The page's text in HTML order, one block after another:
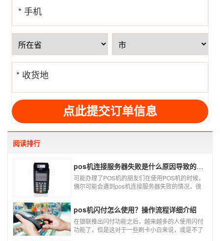
* 手机
号
* 收货地
址
阅读排行
pos机连接服务器失败是什么原因导致的？附解决办法
可能办理了POS机的朋友们在使用POS机的时候，
偶尔可能会遇到pos机连接服务器失败的情况，很
失败是什么原因导致的？以及出现这种情况又该如
何解决。
pos机闪付怎么使用？操作流程详细介绍
在银联推出闪付功能之后，越来越多的人使用闪付
功能了，但是这对于一些刷卡小白来说，或是不了